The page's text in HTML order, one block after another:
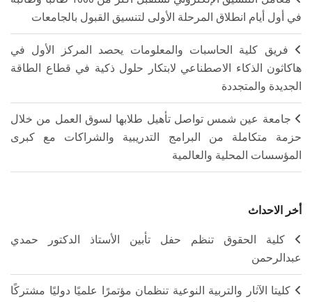
في أول أيام انطلاق المرحلة الأولى لتنسيق القبول بالجامعات
فريق كلية الحاسبات والمعلومات يحصد المركز الأول في
هاكاثون الذكاء الاصطناعي لابتكار حلول ذكية في قطاع الطاقة
الجديدة والمتجددة
جامعة عين شمس تواصل تأهيل طلابها لسوق العمل من خلال
حزمة متكاملة من البرامج التدريبية والشراكات مع كبرى
المؤسسات المحلية والعالمية
أخر الاحداث
كلية الحقوق تنظم حفل تأبين الأستاذ الدكتور حمدي
عبدالرحمن
كليتا الآثار والتربية النوعية تنظمان مؤتمرًا علميًا دوليًا مشتركًا